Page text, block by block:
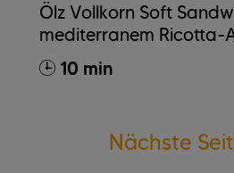
Ölz Vollkorn Soft
mediterranem Ricotta-
10 min
Nächste